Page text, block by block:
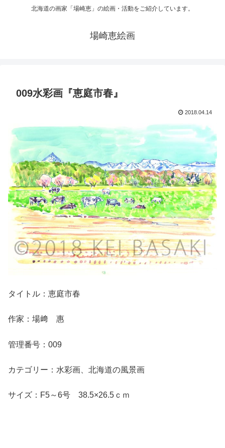
北海道の画家「場崎恵」の絵画・活動をご紹介しています。
場崎恵絵画
009水彩画『恵庭市春』
2018.04.14
タイトル：恵庭市春
作家：場﨑 惠
管理番号：009
カテゴリー：水彩画、北海道の風景画
サイズ：F5～6号 38.5×26.5ｃｍ